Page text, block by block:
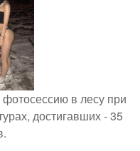
в лесу при
достигавших - 35